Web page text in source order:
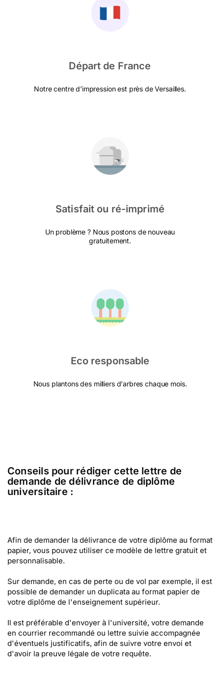
Départ de France
Notre centre d'impression est près de Versailles.
Satisfait ou ré-imprimé
Un problème ? Nous postons de nouveau
gratuitement.
Eco responsable
Nous plantons des milliers d'arbres chaque mois.
Conseils pour rédiger cette lettre de
demande de délivrance de diplôme
universitaire :
Afin de demander la délivrance de votre diplôme au format
papier, vous pouvez utiliser ce modèle de lettre gratuit et
personnalisable.
Sur demande, en cas de perte ou de vol par exemple, il est
possible de demander un duplicata au format papier de
votre diplôme de l'enseignement supérieur.
Il est préférable d'envoyer à l'université, votre demande
en courrier recommandé ou lettre suivie accompagnée
d'éventuels justificatifs, afin de suivre votre envoi et
d'avoir la preuve légale de votre requête.